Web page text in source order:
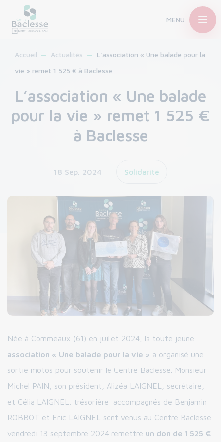
MENU
Accueil Actualités
L’association « Une balade pour la
vie » remet 1 525 € à Baclesse
L’association « Une balade
pour la vie » remet 1 525 €
à Baclesse
18 Sep. 2024 Solidarité
Née à Commeaux (61) en juillet 2024, la toute jeune
association « Une balade pour la vie » a organisé une
sortie motos pour soutenir le Centre Baclesse. Monsieur
Michel PAIN, son président, Alizéa LAIGNEL, secrétaire,
et Célia LAIGNEL, trésorière, accompagnés de Benjamin
ROBBOT et Eric LAIGNEL sont venus au Centre Baclesse
vendredi 13 septembre 2024 remettre un don de 1 525 €